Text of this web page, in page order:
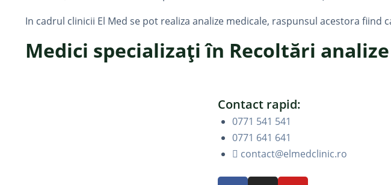
In cadrul clinicii El Med se pot realiza analize medicale, raspunsul acestora fiind
Medici specializați în Recoltări analize
Contact rapid:
0771 541 541
0771 641 641
contact@elmedclinic.ro